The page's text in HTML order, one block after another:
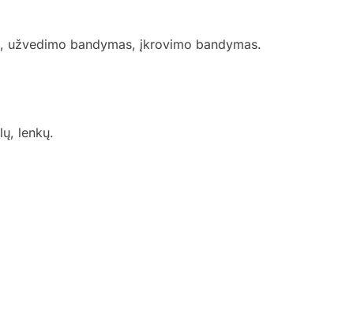
užvedimo bandymas, įkrovimo bandymas.
lenkų.